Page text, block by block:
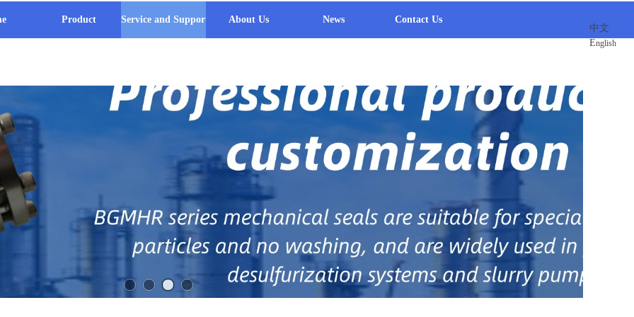
中文
English
Product Service and Support About Us News Contact Us